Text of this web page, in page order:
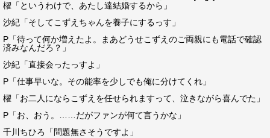
櫂「というわけで、あたし達結婚するから」
沙紀「そしてこずえちゃんを養子にするっす」
P「待って何か増えたよ。まあどうせこずえのご両親にも電話で確認
済みなんだろ？」
沙紀「直接会ったっすよ」
P「仕事早いな。その能率を少しでも俺に分けてくれ」
櫂「お二人にならこずえを任せられますって、泣きながら喜んでた」
P「お、おう。……だがファンが何て言うかな」
千川ちひろ「問題無さそうですよ」